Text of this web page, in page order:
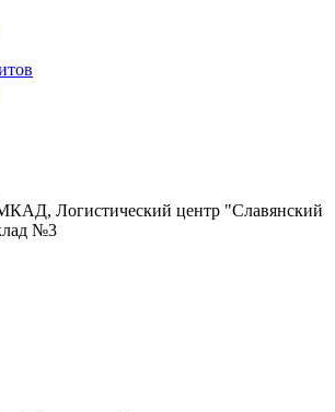
Логистический центр "Славянский
№3